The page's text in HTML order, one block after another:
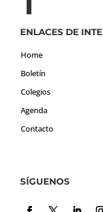
ENLACES DE
Home
Boletín
Colegios
Agenda
Contacto
SÍGUENOS